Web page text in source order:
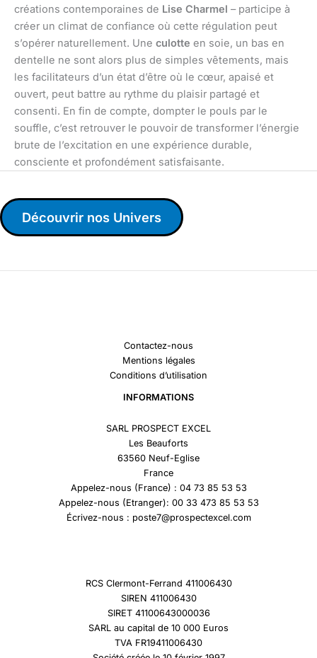
créations contemporaines de Lise Charmel – participe à
créer un climat de confiance où cette régulation peut
s’opérer naturellement. Une culotte en soie, un bas en
dentelle ne sont alors plus de simples vêtements, mais
les facilitateurs d’un état d’être où le cœur, apaisé et
ouvert, peut battre au rythme du plaisir partagé et
consenti. En fin de compte, dompter le pouls par le
souffle, c’est retrouver le pouvoir de transformer l’énergie
brute de l’excitation en une expérience durable,
consciente et profondément satisfaisante.
Découvrir nos Univers
Contactez-nous
Mentions légales
Conditions d’utilisation
INFORMATIONS
SARL PROSPECT EXCEL
Les Beauforts
63560 Neuf-Eglise
France
Appelez-nous (France) : 04 73 85 53 53
Appelez-nous (Etranger): 00 33 473 85 53 53
Écrivez-nous : poste7@prospectexcel.com
RCS Clermont-Ferrand 411006430
SIREN 411006430
SIRET 41100643000036
SARL au capital de 10 000 Euros
TVA FR19411006430